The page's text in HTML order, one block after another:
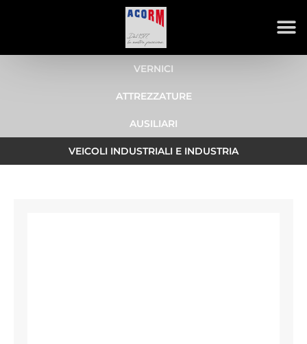
VERNICI
ATTREZZATURE
AUSILIARI
VEICOLI INDUSTRIALI E INDUSTRIA